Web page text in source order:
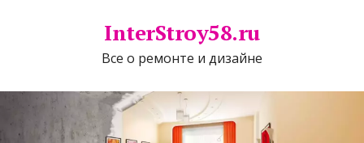
InterStroy58.ru
Все о ремонте и дизайне